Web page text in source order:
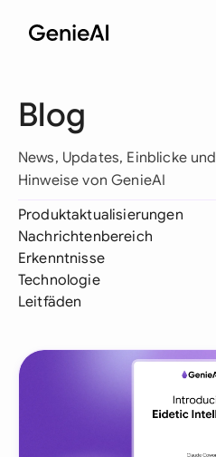
Blog
News, Updates, Einblicke und
Hinweise von GenieAI
Produktaktualisierungen
Nachrichtenbereich
Erkenntnisse
Technologie
Leitfäden